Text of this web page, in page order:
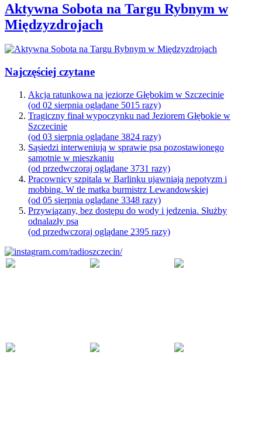
Aktywna Sobota na Targu Rybnym w
Międzyzdrojach
Najczęściej czytane
Akcja ratunkowa na jeziorze Głębokim w Szczecinie
(od 02 sierpnia oglądane 5015 razy)
Tragiczny finał wypoczynku nad Jeziorem Głębokie w
Szczecinie
(od 03 sierpnia oglądane 3824 razy)
Sąsiedzi interweniują w sprawie psa pozostawionego
samotnie w mieszkaniu
(od przedwczoraj oglądane 3731 razy)
Pracownicy szpitala w Barlinku ujawniają nepotyzm i
mobbing. W tle matka burmistrz Lewandowskiej
(od 05 sierpnia oglądane 3348 razy)
Przywiązany, bez dostępu do wody i jedzenia. Służby
odnalazły psa
(od przedwczoraj oglądane 2395 razy)